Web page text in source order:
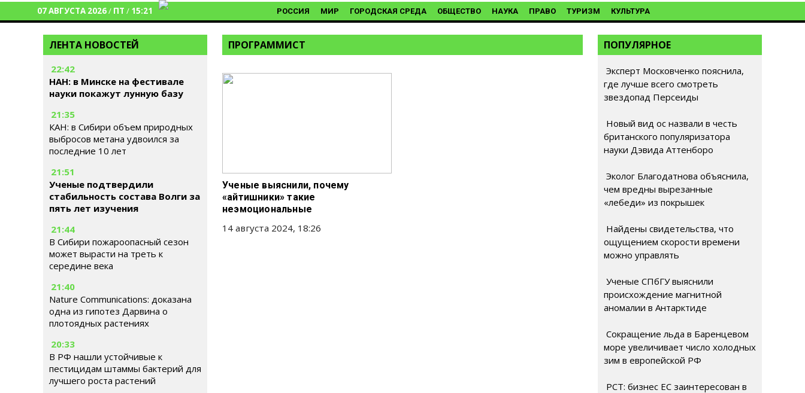
07 АВГУСТА 2026/ ПТ / 15:21 РОССИЯ МИР ГОРОДСКАЯ СРЕДА ОБЩЕСТВО НАУКА ПРАВО ТУРИЗМ КУЛЬТУРА
ЛЕНТА НОВОСТЕЙ
22:42
НАН: в Минске на фестивале
науки покажут лунную базу
21:35
КАН: в Сибири объем природных
выбросов метана удвоился за
последние 10 лет
21:51
Ученые подтвердили
стабильность состава Волги за
пять лет изучения
21:44
В Сибири пожароопасный сезон
может вырасти на треть к
середине века
21:40
Nature Communications: доказана
одна из гипотез Дарвина о
плотоядных растениях
20:33
В РФ нашли устойчивые к
пестицидам штаммы бактерий для
лучшего роста растений
ПРОГРАММИСТ
Ученые выяснили, почему
«айтишники» такие
неэмоциональные
14 августа 2024, 18:26
ПОПУЛЯРНОЕ
Эксперт Московченко пояснила,
где лучше всего смотреть
звездопад Персеиды
Новый вид ос назвали в честь
британского популяризатора
науки Дэвида Аттенборо
Эколог Благодатнова объяснила,
чем вредны вырезанные
«лебеди» из покрышек
Найдены свидетельства, что
ощущением скорости времени
можно управлять
Ученые СПбГУ выяснили
происхождение магнитной
аномалии в Антарктиде
Сокращение льда в Баренцевом
море увеличивает число холодных
зим в европейской РФ
РСТ: бизнес ЕС заинтересован в